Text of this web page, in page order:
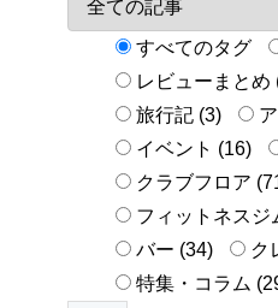
すべてのタグ
レビューまとめ
旅行記 (3)
イベント (16)
クラブフロア
フィットネスジ
バー (34)
ク
特集・コラム